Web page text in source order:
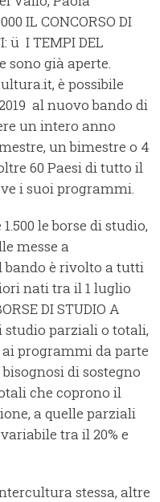
IL CONCORSO DI
ü I TEMPI DEL
sono già aperte.
è possibile
al nuovo bando di
un intero anno
un bimestre o 4
60 Paesi di tutto il
i suoi programmi.
le borse di studio,
messe a
bando è rivolto a tutti
nati tra il 1 luglio
DI STUDIO A
studio parziali o totali,
programmi da parte
di sostegno
che coprono il
a quelle parziali
tra il 20% e
stessa, altre